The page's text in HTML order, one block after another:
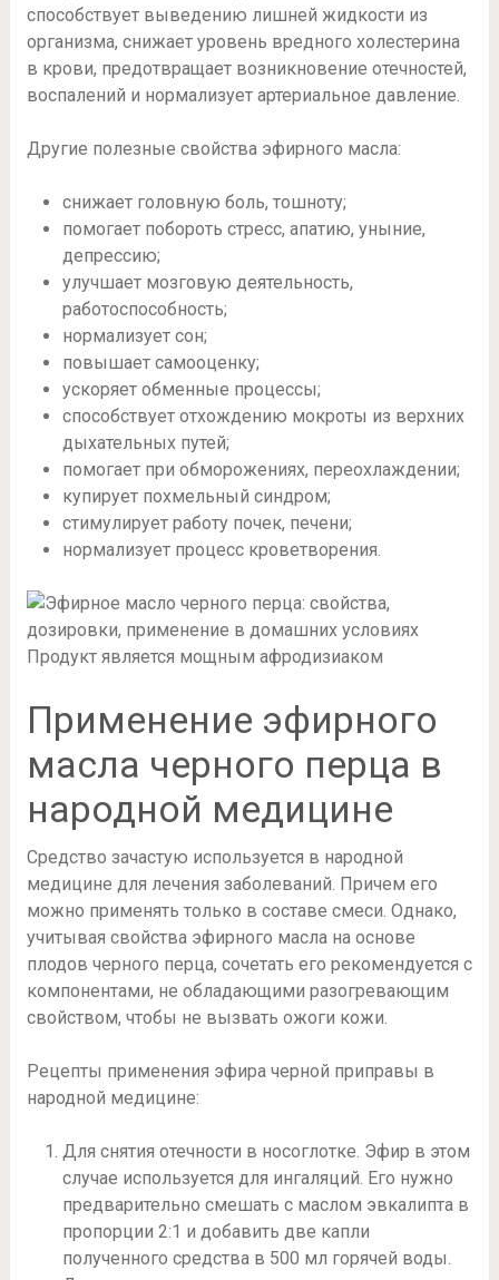
способствует выведению лишней жидкости из
организма, снижает уровень вредного холестерина
в крови, предотвращает возникновение отечностей,
воспалений и нормализует артериальное давление.
Другие полезные свойства эфирного масла:
снижает головную боль, тошноту;
помогает побороть стресс, апатию, уныние,
депрессию;
улучшает мозговую деятельность,
работоспособность;
нормализует сон;
повышает самооценку;
ускоряет обменные процессы;
способствует отхождению мокроты из верхних
дыхательных путей;
помогает при обморожениях, переохлаждении;
купирует похмельный синдром;
стимулирует работу почек, печени;
нормализует процесс кроветворения.
Продукт является мощным афродизиаком
Применение эфирного
масла черного перца в
народной медицине
Средство зачастую используется в народной
медицине для лечения заболеваний. Причем его
можно применять только в составе смеси. Однако,
учитывая свойства эфирного масла на основе
плодов черного перца, сочетать его рекомендуется с
компонентами, не обладающими разогревающим
свойством, чтобы не вызвать ожоги кожи.
Рецепты применения эфира черной приправы в
народной медицине:
Для снятия отечности в носоглотке. Эфир в этом
случае используется для ингаляций. Его нужно
предварительно смешать с маслом эвкалипта в
пропорции 2:1 и добавить две капли
полученного средства в 500 мл горячей воды.